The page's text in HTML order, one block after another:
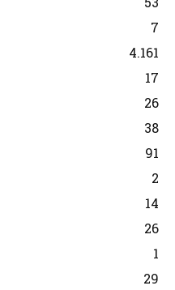
7
4.161
17
26
38
91
2
14
26
1
29